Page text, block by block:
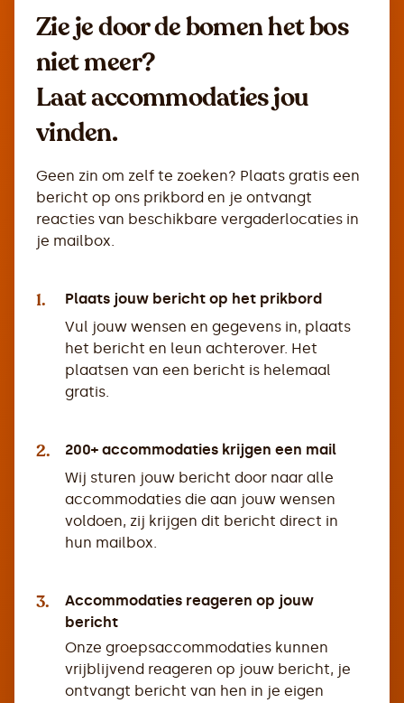
Zie je door de bomen het bos
niet meer?
Laat accommodaties jou
vinden.
Geen zin om zelf te zoeken? Plaats gratis een
bericht op ons prikbord en je ontvangt
reacties van beschikbare vergaderlocaties in
je mailbox.
1.
Plaats jouw bericht op het prikbord
Vul jouw wensen en gegevens in, plaats
het bericht en leun achterover. Het
plaatsen van een bericht is helemaal
gratis.
2.
200+ accommodaties krijgen een mail
Wij sturen jouw bericht door naar alle
accommodaties die aan jouw wensen
voldoen, zij krijgen dit bericht direct in
hun mailbox.
3.
Accommodaties reageren op jouw
bericht
Onze groepsaccommodaties kunnen
vrijblijvend reageren op jouw bericht, je
ontvangt bericht van hen in je eigen